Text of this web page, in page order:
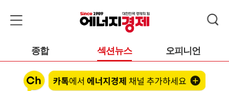
종합 섹션뉴스 오피니언